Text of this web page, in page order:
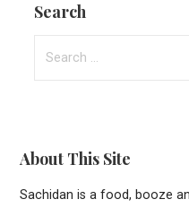
Search
for:
About This Site
Sachidan is a food, booze